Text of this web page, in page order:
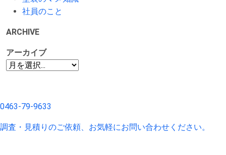
社員のこと
ARCHIVE
アーカイブ
0463-79-9633
調査・見積りのご依頼、お気軽にお問い合わせください。